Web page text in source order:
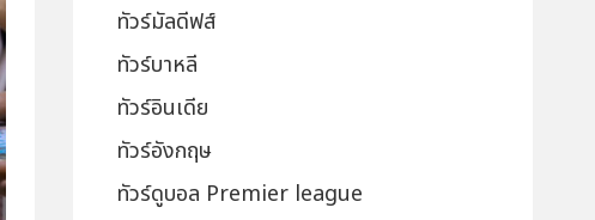
ทัวร์มัลดีฟส์
ทัวร์บาหลี
ทัวร์อินเดีย
ทัวร์อังกฤษ
ทัวร์ดูบอล Premier league